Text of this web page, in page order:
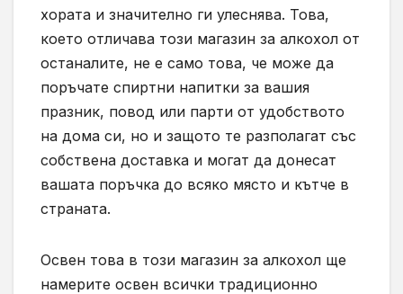
хората и значително ги улеснява. Това,
което отличава този магазин за алкохол от
останалите, не е само това, че може да
поръчате спиртни напитки за вашия
празник, повод или парти от удобството
на дома си, но и защото те разполагат със
собствена доставка и могат да донесат
вашата поръчка до всяко място и кътче в
страната.
Освен това в този магазин за алкохол ще
намерите освен всички традиционно